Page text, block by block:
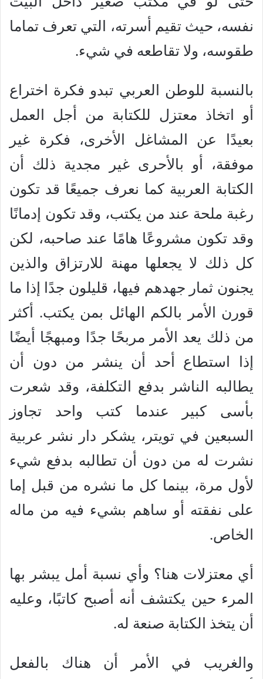
نفسه، حيث تقيم أسرته، التي تعرف تماما
طقوسه، ولا تقاطعه في شيء.
بالنسبة للوطن العربي تبدو فكرة اختراع
أو اتخاذ معتزل للكتابة من أجل العمل
بعيدًا عن المشاغل الأخرى، فكرة غير
موفقة، أو بالأحرى غير مجدية ذلك أن
الكتابة العربية كما نعرف جميعًا قد تكون
رغبة ملحة عند من يكتب، وقد تكون إدمانًا
وقد تكون مشروعًا هامًا عند صاحبه، لكن
كل ذلك لا يجعلها مهنة للارتزاق والذين
يجنون ثمار جهدهم فيها، قليلون جدًا إذا ما
قورن الأمر بالكم الهائل بمن يكتب. أكثر
من ذلك يعد الأمر مربحًا جدًا ومبهجًا أيضًا
إذا استطاع أحد أن ينشر من دون أن
يطالبه الناشر بدفع التكلفة، وقد شعرت
بأسى كبير عندما كتب واحد تجاوز
السبعين في تويتر، يشكر دار نشر عربية
نشرت له من دون أن تطالبه بدفع شيء
لأول مرة، بينما كل ما نشره من قبل إما
على نفقته أو ساهم بشيء فيه من ماله
الخاص.
أي معتزلات هنا؟ وأي نسبة أمل يبشر بها
المرء حين يكتشف أنه أصبح كاتبًا، وعليه
أن يتخذ الكتابة صنعة له.
والغريب في الأمر أن هناك بالفعل